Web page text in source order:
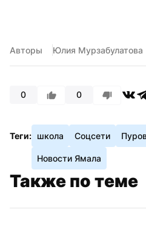
Авторы Юлия Мурзабулатова
0 0
Теги: школа Соцсети
Новости Ямала
Также по теме